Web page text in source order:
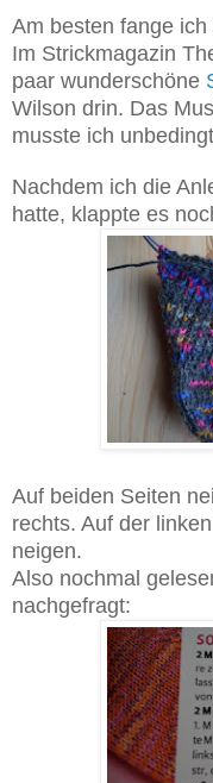
Am besten fange
Im Strickmagazin
paar wunderschöne
Wilson drin. Das
musste ich
Nachdem ich die
hatte, klappte es
Auf beiden Seiten
rechts. Auf der
neigen.
Also nochmal
nachgefragt: